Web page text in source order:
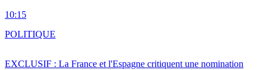
10:15
EXCLUSIF : La France et l'Espagne critiquent une nomination
POLITIQUE